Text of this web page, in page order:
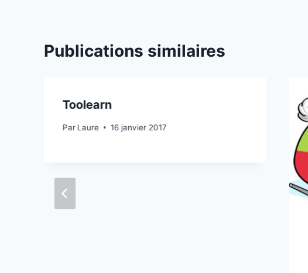
Publications similaires
Toolearn
ParLaure 16 janvier 2017